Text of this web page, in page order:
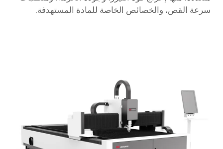
سرعة القص، والخصائص الخاصة للمادة المستهدفة.